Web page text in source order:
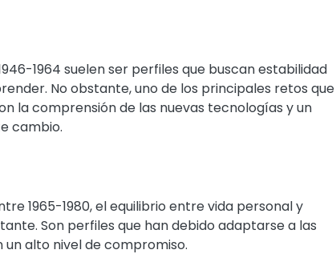
1964 suelen ser perfiles que buscan estabilidad
No obstante, uno de los principales retos que
la comprensión de las nuevas tecnologías y un
cambio.
1965-1980, el equilibrio entre vida personal y
Son perfiles que han debido adaptarse a las
alto nivel de compromiso.